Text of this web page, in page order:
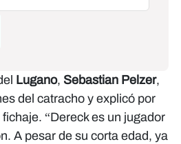
Lugano, Sebastian Pelzer,
del catracho y explicó por
“Dereck es un jugador
A pesar de su corta edad, ya